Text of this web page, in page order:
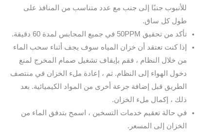
للأنبوب جنبًا إلى جنب مع عدد متناسب من المنافذ على
طول كل ساق.
تأكد من تحقيق 50PPM في جميع المحابس لمدة 60 دقيقة.
إذا كنت تعتقد أن خزان المياه سوف يجف أثناء سحب الماء
من خلال النظام ، فقم بإيقاف تشغيل صمام المخرج لمنع
دخول الهواء إلى النظام. ثم ، إعادة ملء الخزان في منتصف
الطريق قبل إضافة جرعة أخرى من المواد الكيميائية. بعد
ذلك ، إكمال ملء الخزان.
في حالة تعقيم خدمات التسخين ، اسمح بتدفق الماء من
الخزان إلى المسعر.